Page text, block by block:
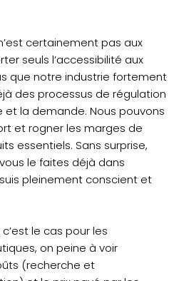
certainement pas aux
seuls l’accessibilité aux
que notre industrie fortement
des processus de régulation
et la demande. Nous pouvons
et rogner les marges de
essentiels. Sans surprise,
le faites déjà dans
pleinement conscient et
le cas pour les
on peine à voir
(recherche et